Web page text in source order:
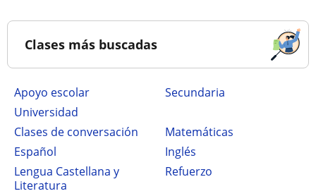
Clases más buscadas
Apoyo escolar
secundaria
Universidad
Clases de conversación
Matemáticas
Español
Inglés
Lengua Castellana y
Literatura
Refuerzo